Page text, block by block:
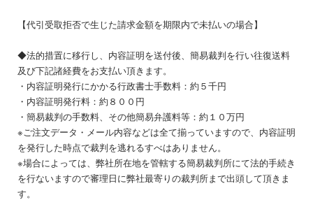
【代引受取拒否で生じた請求金額を期限内で未払いの場合】
◆法的措置に移行し、内容証明を送付後、簡易裁判を行い往復送料
及び下記諸経費をお支払い頂きます。
・内容証明発行にかかる行政書士手数料：約５千円
・内容証明発行料：約８００円
・簡易裁判の手数料、その他簡易弁護料等：約１０万円
※ご注文データ・メール内容などは全て揃っていますので、内容証明
を発行した時点で裁判を逃れるすべはありません。
※場合によっては、弊社所在地を管轄する簡易裁判所にて法的手続き
を行ないますので審理日に弊社最寄りの裁判所まで出頭して頂きま
す。